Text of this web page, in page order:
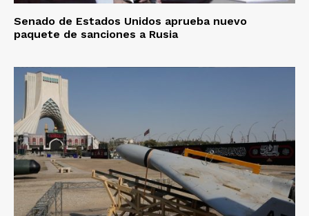
Senado de Estados Unidos aprueba nuevo
paquete de sanciones a Rusia